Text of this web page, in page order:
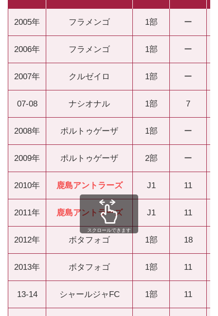
2005年 フラメンゴ 1部 ー
2006年 フラメンゴ 1部 ー
2007年 クルゼイロ 1部 ー
07-08 ナシオナル 1部 7
2008年 ポルトゥゲーザ 1部 ー
2009年 ポルトゥゲーザ 2部 ー
2010年 鹿島アントラーズ J1 11
2011年 鹿島アントラーズ J1 11
2012年 ボタフォゴ 1部 18
2013年 ボタフォゴ 1部 11
13-14 シャールジャFC 1部 11
スクロールできます